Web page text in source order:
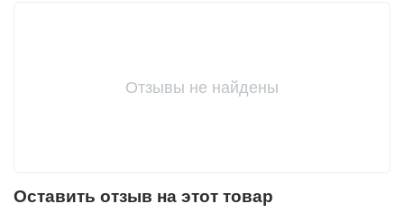
Отзывы не найдены
Оставить отзыв на этот товар